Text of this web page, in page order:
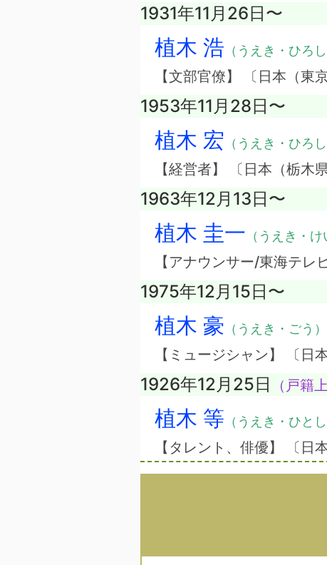
1931年11月26日〜
植木 浩 （うえき・ひろし
【文部官僚】 〔日本（東
1953年11月28日〜
植木 宏 （うえき・ひろし
【経営者】 〔日本（栃木
1963年12月13日〜
植木 圭一 （うえき・け
【アナウンサー/東海テレ
1975年12月15日〜
植木 豪 （うえき・ごう）
【ミュージシャン】 〔
1926年12月25日 （戸籍
植木 等 （うえき・ひとし
【タレント、俳優】 〔